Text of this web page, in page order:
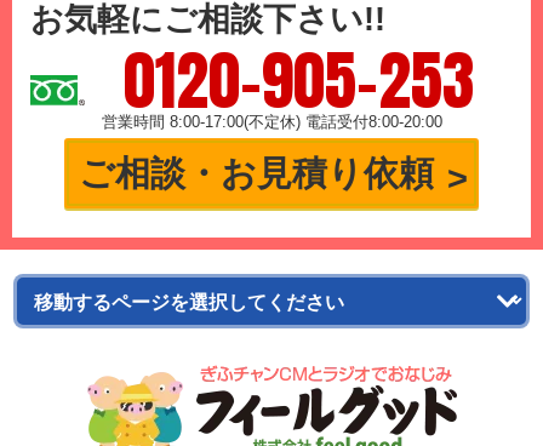
お気軽にご相談下さい!!
0120-905-253
営業時間 8:00-17:00(不定休) 電話受付8:00-20:00
ご相談・お見積り依頼